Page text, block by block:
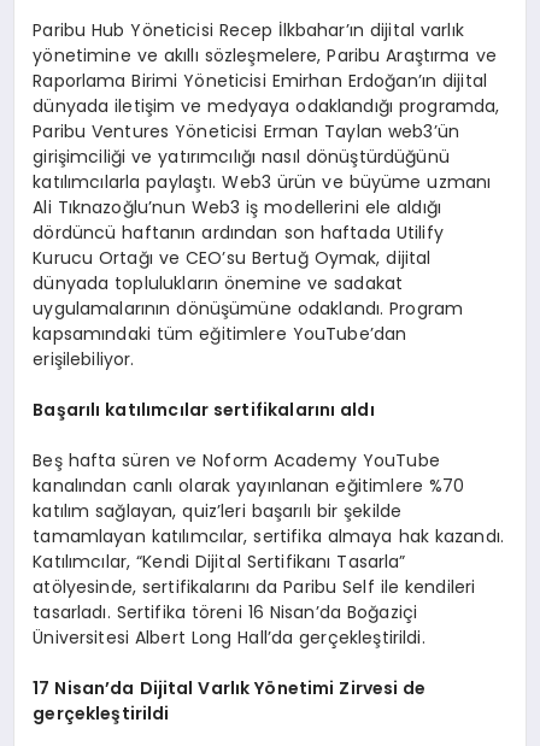
Paribu Hub Yöneticisi Recep İlkbahar’ın dijital varlık
yönetimine ve akıllı sözleşmelere, Paribu Araştırma ve
Raporlama Birimi Yöneticisi Emirhan Erdoğan’ın dijital
dünyada iletişim ve medyaya odaklandığı programda,
Paribu Ventures Yöneticisi Erman Taylan web3’ün
girişimciliği ve yatırımcılığı nasıl dönüştürdüğünü
katılımcılarla paylaştı. Web3 ürün ve büyüme uzmanı
Ali Tıknazoğlu’nun Web3 iş modellerini ele aldığı
dördüncü haftanın ardından son haftada Utilify
Kurucu Ortağı ve CEO’su Bertuğ Oymak, dijital
dünyada toplulukların önemine ve sadakat
uygulamalarının dönüşümüne odaklandı. Program
kapsamındaki tüm eğitimlere YouTube’dan
erişilebiliyor.
Başarılı katılımcılar sertifikalarını aldı
Beş hafta süren ve Noform Academy YouTube
kanalından canlı olarak yayınlanan eğitimlere %70
katılım sağlayan, quiz’leri başarılı bir şekilde
tamamlayan katılımcılar, sertifika almaya hak kazandı.
Katılımcılar, “Kendi Dijital Sertifikanı Tasarla”
atölyesinde, sertifikalarını da Paribu Self ile kendileri
tasarladı. Sertifika töreni 16 Nisan’da Boğaziçi
Üniversitesi Albert Long Hall’da gerçekleştirildi.
17 Nisan’da Dijital Varlık Yönetimi Zirvesi de
gerçekleştirildi